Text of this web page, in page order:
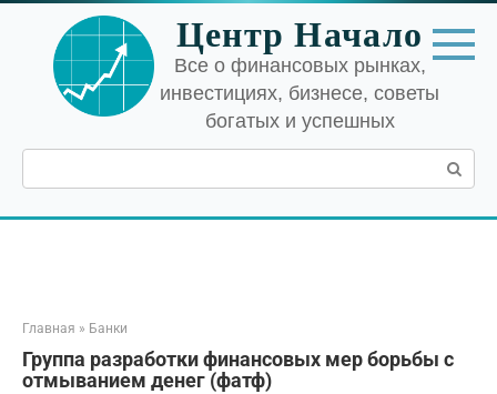
Перейти
контенту
Центр Начало
Все о финансовых рынках,
инвестициях, бизнесе, советы
богатых и успешных
Поиск:
Главная » Банки
Группа разработки финансовых мер борьбы с
отмыванием денег (фатф)